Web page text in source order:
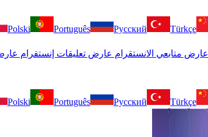
Polski Português Русский Türkçe
عارض متابعي الانستقرام عارض تعليقات إنستقرام
Polski Português Русский Türkçe